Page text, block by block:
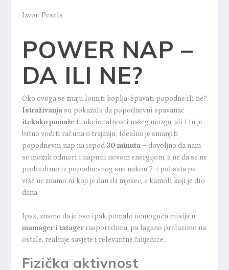
Izvor: Pexels
POWER NAP –
DA ILI NE?
Oko ovoga se znaju lomiti koplja. Spavati popodne ili ne?
Istraživanjasu pokazala da popodnevni spavanac
itekako pomaže funkcionalnosti našeg mozga, ali i tu je
bitno voditi računa o trajanju. Idealno je smanjiti
popodnevni nap na ispod 30 minuta– dovoljno da nam
se mozak odmori i napuni novom energijom, a ne da se ne
probudimo iz popodnevnog sna nakon 2 i pol sata pa
više ne znamo ni koji je dan ili mjesec, a kamoli koji je dio
dana.
Ipak, znamo da je ovo ipak pomalo nemoguća misija u
mamager i tatagerrasporedima, pa lagano prelazimo na
ostale, realnije savjete i relevantne činjenice.
Fizička aktivnost